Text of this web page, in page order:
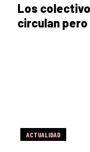
Los
circulan pero
ACTUALIDAD